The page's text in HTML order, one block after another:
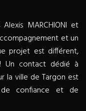
MARCHIONI et
et un
projet est différent,
! Un contact dédié à
la ville de Targon est
confiance et de